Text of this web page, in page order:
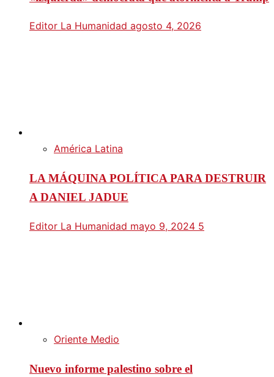
Editor La Humanidad agosto 4, 2026
América Latina
LA MÁQUINA POLÍTICA PARA DESTRUIR
A DANIEL JADUE
Editor La Humanidad mayo 9, 2024 5
Oriente Medio
Nuevo informe palestino sobre el